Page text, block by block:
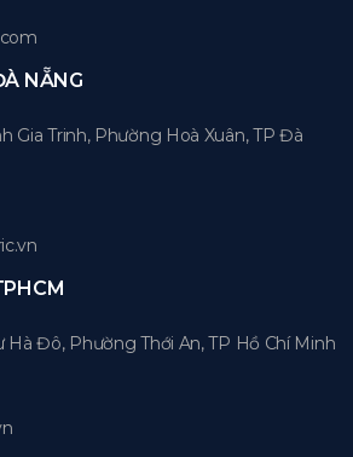
NẴNG
Gia Trinh, Phường Hoà Xuân, TP Đà
Hà Đô, Phường Thới An, TP Hồ Chí Minh